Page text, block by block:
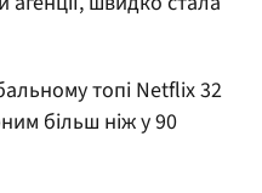
топі Netflix 32
більш ніж у 90